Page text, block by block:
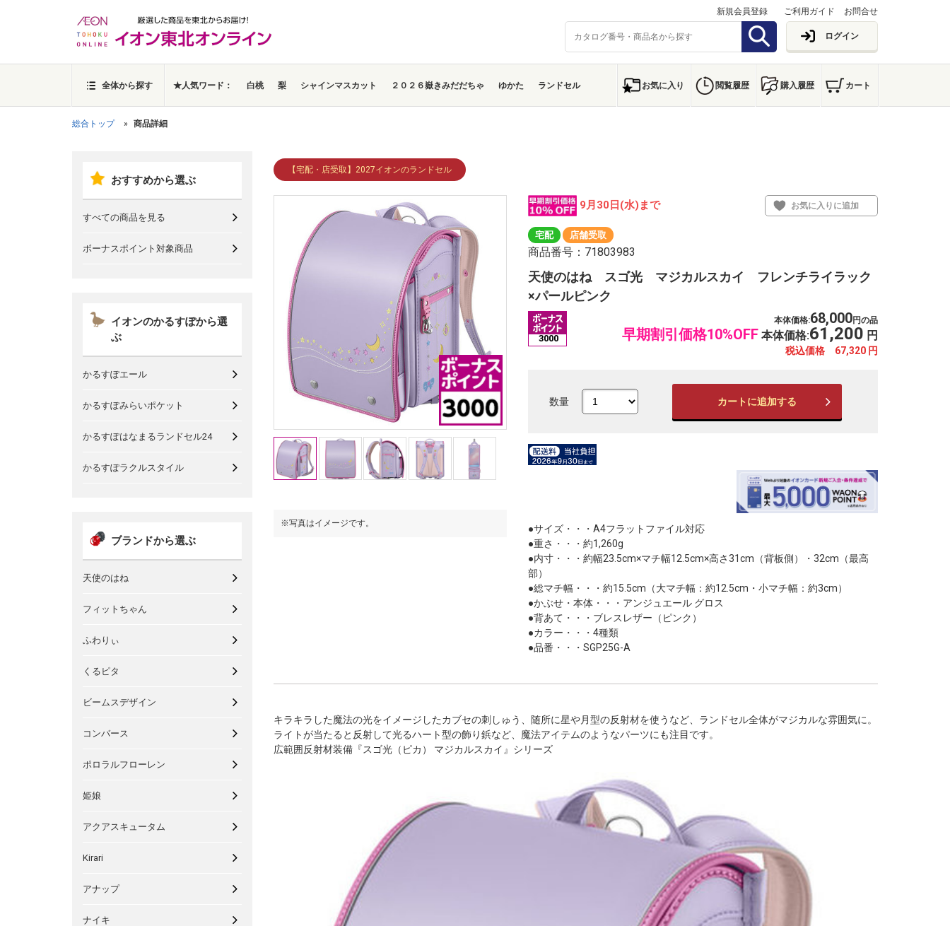
新規会員登録 ご利用ガイド お問合せ
ログイン
全体から探す ★人気ワード： 白桃 梨 シャインマスカット ２０２６嶽きみだだちゃ ゆかた ランドセル お気に入り 閲覧履歴 購入履歴 カート
総合トップ 商品詳細
おすすめから選ぶ
すべての商品を見る
ボーナスポイント対象商品
イオンのかるすぽから選
ぶ
かるすぽエール
かるすぽみらいポケット
かるすぽはなまるランドセル24
かるすぽラクルスタイル
ブランドから選ぶ
天使のはね
フィットちゃん
ふわりぃ
くるピタ
ビームスデザイン
コンバース
ポロラルフローレン
姫娘
アクアスキュータム
Kirari
アナップ
ナイキ
【宅配・店受取】2027イオンのランドセル
※写真はイメージです。 ※写真はイメージです。
9月30日(水)まで お気に入りに追加
宅配 店舗受取
商品番号：71803983
天使のはね スゴ光 マジカルスカイ フレンチライラック
×パールピンク
3000
本体価格:68,000円の品
早期割引価格10%OFF 本体価格:61,200 円
税込価格 67,320 円
数量 カートに追加する
●サイズ・・・A4フラットファイル対応
●重さ・・・約1,260g
●内寸・・・約幅23.5cm×マチ幅12.5cm×高さ31cm（背板側）・32cm（最高
部）
●総マチ幅・・・約15.5cm（大マチ幅：約12.5cm・小マチ幅：約3cm）
●かぶせ・本体・・・アンジュエール グロス
●背あて・・・ブレスレザー（ピンク）
●カラー・・・4種類
●品番・・・SGP25G-A
キラキラした魔法の光をイメージしたカブセの刺しゅう、随所に星や月型の反射材を使うなど、ランドセル全体がマジカルな雰囲気に。
ライトが当たると反射して光るハート型の飾り鋲など、魔法アイテムのようなパーツにも注目です。
広範囲反射材装備『スゴ光（ピカ） マジカルスカイ』シリーズ